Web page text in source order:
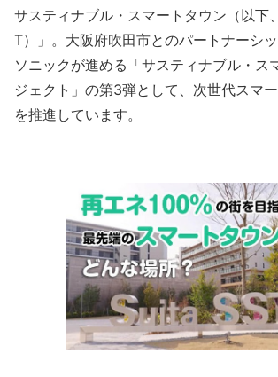
サスティナブル・スマートタウン（以下
T）」。大阪府吹田市とのパートナーシ
ソニックが進める「サスティナブル・ス
ジェクト」の第3弾として、次世代スマ
を推進しています。